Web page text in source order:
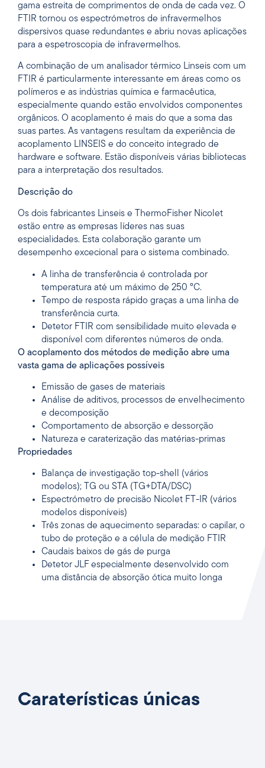
gama estreita de comprimentos de onda de cada vez. O
FTIR tornou os espectrómetros de infravermelhos
dispersivos quase redundantes e abriu novas aplicações
para a espetroscopia de infravermelhos.
A combinação de um analisador térmico Linseis com um
FTIR é particularmente interessante em áreas como os
polímeros e as indústrias química e farmacêutica,
especialmente quando estão envolvidos componentes
orgânicos. O acoplamento é mais do que a soma das
suas partes. As vantagens resultam da experiência de
acoplamento LINSEIS e do conceito integrado de
hardware e software. Estão disponíveis várias bibliotecas
para a interpretação dos resultados.
Descrição do
Os dois fabricantes Linseis e ThermoFisher Nicolet
estão entre as empresas líderes nas suas
especialidades. Esta colaboração garante um
desempenho excecional para o sistema combinado.
A linha de transferência é controlada por
temperatura até um máximo de 250 °C.
Tempo de resposta rápido graças a uma linha de
transferência curta.
Detetor FTIR com sensibilidade muito elevada e
disponível com diferentes números de onda.
O acoplamento dos métodos de medição abre uma
vasta gama de aplicações possíveis
Emissão de gases de materiais
Análise de aditivos, processos de envelhecimento
e decomposição
Comportamento de absorção e dessorção
Natureza e caraterização das matérias-primas
Propriedades
Balança de investigação top-shell (vários
modelos); TG ou STA (TG+DTA/DSC)
Espectrómetro de precisão Nicolet FT-IR (vários
modelos disponíveis)
Três zonas de aquecimento separadas: o capilar, o
tubo de proteção e a célula de medição FTIR
Caudais baixos de gás de purga
Detetor JLF especialmente desenvolvido com
uma distância de absorção ótica muito longa
Caraterísticas únicas